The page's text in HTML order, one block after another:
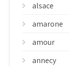
alsace
amarone
amour
annecy